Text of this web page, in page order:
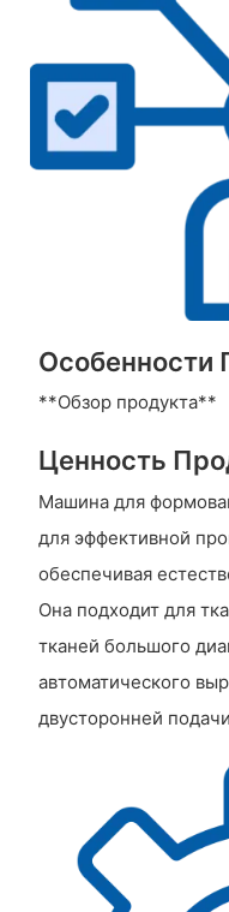
Особенности
**Обзор продукта**
Ценность
Машина для
для эффективной
обеспечивая
Она подходит для
тканей большого
автоматического
двусторонней